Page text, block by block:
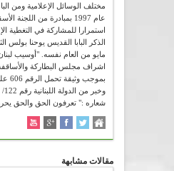
مختلف الوسائل الإعلامية ومن
عام 1997 بمبادرة من اللجنة
استمرارا للمشاركة في التغطية
الذكر البابا القديس يوحنا بولس
مايو من العام نفسه. "أوسيب
اشراف مجلس البطاركة والأساقفة
شعاره :" تعرفون الحق والحق يحرركم "
مقالات مشابهة